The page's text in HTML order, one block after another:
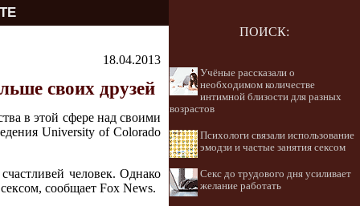
18.04.2013
своих друзей
в этой сфере над своими
University of Colorado
человек. Однако
сообщает Fox News.
ПОИСК:
Учёные рассказали о
необходимом количестве
интимной близости для разных
возрастов
Психологи связали использование
эмодзи и частые занятия сексом
Секс до трудового дня усиливает
желание работать